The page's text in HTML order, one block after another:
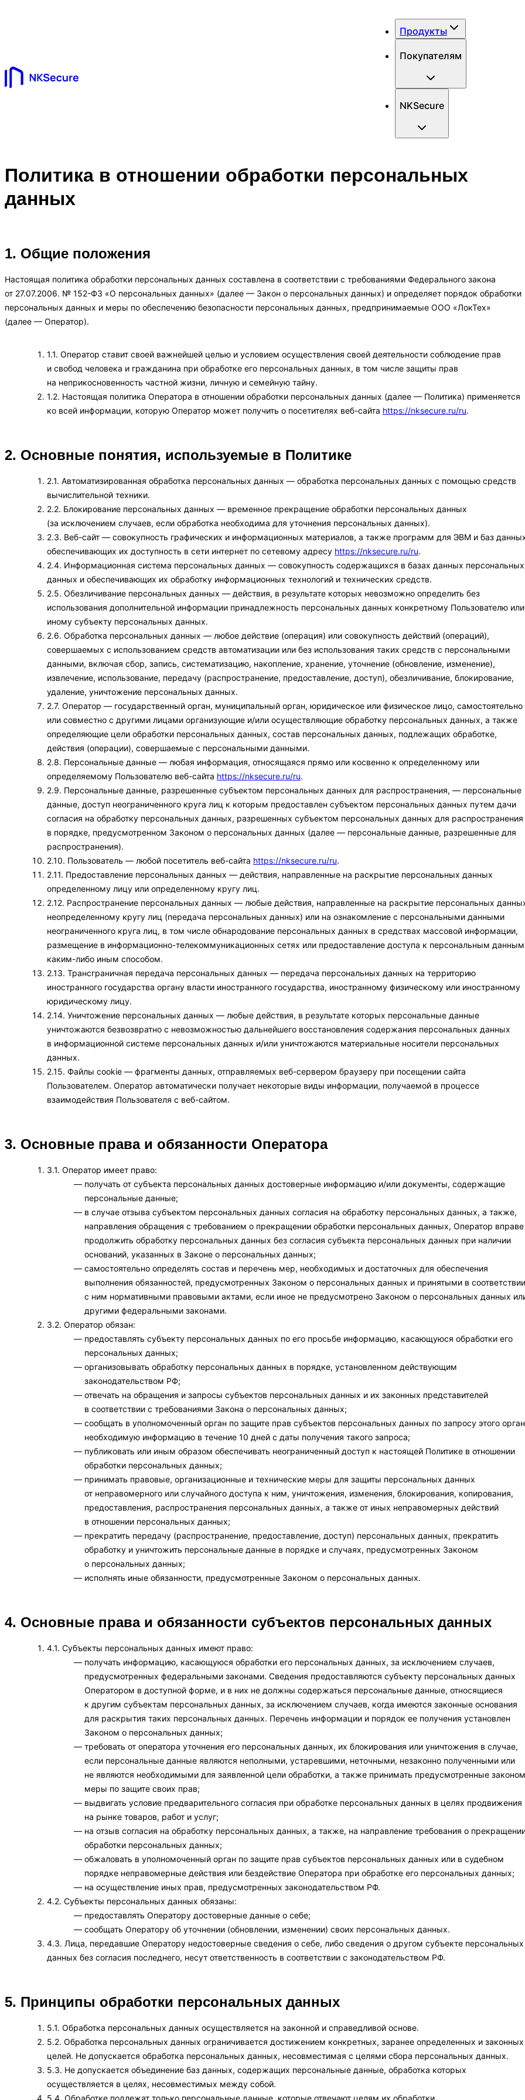
Продукты
Покупателям
NKSecure
Политика в отношении обработки персональных
данных
1. Общие положения
Настоящая политика обработки персональных данных составлена в соответствии с требованиями Федерального закона
от 27.07.2006. № 152-ФЗ «О персональных данных» (далее — Закон о персональных данных) и определяет порядок обработки
персональных данных и меры по обеспечению безопасности персональных данных, предпринимаемые ООО «ЛокТех»
(далее — Оператор).
1.1. Оператор ставит своей важнейшей целью и условием осуществления своей деятельности соблюдение прав
и свобод человека и гражданина при обработке его персональных данных, в том числе защиты прав
на неприкосновенность частной жизни, личную и семейную тайну.
1.2. Настоящая политика Оператора в отношении обработки персональных данных (далее — Политика) применяется
ко всей информации, которую Оператор может получить о посетителях веб-сайта https://nksecure.ru/ru.
2. Основные понятия, используемые в Политике
2.1. Автоматизированная обработка персональных данных — обработка персональных данных с помощью средств
вычислительной техники.
2.2. Блокирование персональных данных — временное прекращение обработки персональных данных
(за исключением случаев, если обработка необходима для уточнения персональных данных).
2.3. Веб-сайт — совокупность графических и информационных материалов, а также программ для ЭВМ и баз
обеспечивающих их доступность в сети интернет по сетевому адресу https://nksecure.ru/ru.
2.4. Информационная система персональных данных — совокупность содержащихся в базах данных персональных
данных и обеспечивающих их обработку информационных технологий и технических средств.
2.5. Обезличивание персональных данных — действия, в результате которых невозможно определить без
использования дополнительной информации принадлежность персональных данных конкретному Пользователю или
иному субъекту персональных данных.
2.6. Обработка персональных данных — любое действие (операция) или совокупность действий (операций),
совершаемых с использованием средств автоматизации или без использования таких средств с персональными
данными, включая сбор, запись, систематизацию, накопление, хранение, уточнение (обновление, изменение),
извлечение, использование, передачу (распространение, предоставление, доступ), обезличивание, блокирование,
удаление, уничтожение персональных данных.
2.7. Оператор — государственный орган, муниципальный орган, юридическое или физическое лицо, самостоятельно
или совместно с другими лицами организующие и/или осуществляющие обработку персональных данных, а также
определяющие цели обработки персональных данных, состав персональных данных, подлежащих обработке,
действия (операции), совершаемые с персональными данными.
2.8. Персональные данные — любая информация, относящаяся прямо или косвенно к определенному или
определяемому Пользователю веб-сайта https://nksecure.ru/ru.
2.9. Персональные данные, разрешенные субъектом персональных данных для распространения, — персональные
данные, доступ неограниченного круга лиц к которым предоставлен субъектом персональных данных путем дачи
согласия на обработку персональных данных, разрешенных субъектом персональных данных для распространения
в порядке, предусмотренном Законом о персональных данных (далее — персональные данные, разрешенные для
распространения).
2.10. Пользователь — любой посетитель веб-сайта https://nksecure.ru/ru.
2.11. Предоставление персональных данных — действия, направленные на раскрытие персональных данных
определенному лицу или определенному кругу лиц.
2.12. Распространение персональных данных — любые действия, направленные на раскрытие персональных
неопределенному кругу лиц (передача персональных данных) или на ознакомление с персональными данными
неограниченного круга лиц, в том числе обнародование персональных данных в средствах массовой информации,
размещение в информационно-телекоммуникационных сетях или предоставление доступа к персональным данным
каким-либо иным способом.
2.13. Трансграничная передача персональных данных — передача персональных данных на территорию
иностранного государства органу власти иностранного государства, иностранному физическому или иностранному
юридическому лицу.
2.14. Уничтожение персональных данных — любые действия, в результате которых персональные данные
уничтожаются безвозвратно с невозможностью дальнейшего восстановления содержания персональных данных
в информационной системе персональных данных и/или уничтожаются материальные носители персональных
данных.
2.15. Файлы cookie — фрагменты данных, отправляемых веб-сервером браузеру при посещении сайта
Пользователем. Оператор автоматически получает некоторые виды информации, получаемой в процессе
взаимодействия Пользователя с веб-сайтом.
3. Основные права и обязанности Оператора
3.1. Оператор имеет право:
получать от субъекта персональных данных достоверные информацию и/или документы, содержащие
персональные данные;
в случае отзыва субъектом персональных данных согласия на обработку персональных данных, а также,
направления обращения с требованием о прекращении обработки персональных данных, Оператор вправе
продолжить обработку персональных данных без согласия субъекта персональных данных при наличии
оснований, указанных в Законе о персональных данных;
самостоятельно определять состав и перечень мер, необходимых и достаточных для обеспечения
выполнения обязанностей, предусмотренных Законом о персональных данных и принятыми в соответствии
с ним нормативными правовыми актами, если иное не предусмотрено Законом о персональных данных
другими федеральными законами.
3.2. Оператор обязан:
предоставлять субъекту персональных данных по его просьбе информацию, касающуюся обработки его
персональных данных;
организовывать обработку персональных данных в порядке, установленном действующим
законодательством РФ;
отвечать на обращения и запросы субъектов персональных данных и их законных представителей
в соответствии с требованиями Закона о персональных данных;
сообщать в уполномоченный орган по защите прав субъектов персональных данных по запросу этого
необходимую информацию в течение 10 дней с даты получения такого запроса;
публиковать или иным образом обеспечивать неограниченный доступ к настоящей Политике в отношении
обработки персональных данных;
принимать правовые, организационные и технические меры для защиты персональных данных
от неправомерного или случайного доступа к ним, уничтожения, изменения, блокирования, копирования,
предоставления, распространения персональных данных, а также от иных неправомерных действий
в отношении персональных данных;
прекратить передачу (распространение, предоставление, доступ) персональных данных, прекратить
обработку и уничтожить персональные данные в порядке и случаях, предусмотренных Законом
о персональных данных;
исполнять иные обязанности, предусмотренные Законом о персональных данных.
4. Основные права и обязанности субъектов персональных данных
4.1. Субъекты персональных данных имеют право:
получать информацию, касающуюся обработки его персональных данных, за исключением случаев,
предусмотренных федеральными законами. Сведения предоставляются субъекту персональных данных
Оператором в доступной форме, и в них не должны содержаться персональные данные, относящиеся
к другим субъектам персональных данных, за исключением случаев, когда имеются законные основания
для раскрытия таких персональных данных. Перечень информации и порядок ее получения установлен
Законом о персональных данных;
требовать от оператора уточнения его персональных данных, их блокирования или уничтожения в случае,
если персональные данные являются неполными, устаревшими, неточными, незаконно полученными или
не являются необходимыми для заявленной цели обработки, а также принимать предусмотренные законом
меры по защите своих прав;
выдвигать условие предварительного согласия при обработке персональных данных в целях продвижения
на рынке товаров, работ и услуг;
на отзыв согласия на обработку персональных данных, а также, на направление требования о
обработки персональных данных;
обжаловать в уполномоченный орган по защите прав субъектов персональных данных или в судебном
порядке неправомерные действия или бездействие Оператора при обработке его персональных данных;
на осуществление иных прав, предусмотренных законодательством РФ.
4.2. Субъекты персональных данных обязаны:
предоставлять Оператору достоверные данные о себе;
сообщать Оператору об уточнении (обновлении, изменении) своих персональных данных.
4.3. Лица, передавшие Оператору недостоверные сведения о себе, либо сведения о другом субъекте персональных
данных без согласия последнего, несут ответственность в соответствии с законодательством РФ.
5. Принципы обработки персональных данных
5.1. Обработка персональных данных осуществляется на законной и справедливой основе.
5.2. Обработка персональных данных ограничивается достижением конкретных, заранее определенных и законных
целей. Не допускается обработка персональных данных, несовместимая с целями сбора персональных данных.
5.3. Не допускается объединение баз данных, содержащих персональные данные, обработка которых
осуществляется в целях, несовместимых между собой.
5.4. Обработке подлежат только персональные данные, которые отвечают целям их обработки.